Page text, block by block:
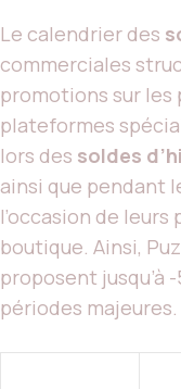
Le calendrier des
commerciales
promotions sur
plateformes
lors des soldes
ainsi que pendant
l’occasion de
boutique. Ainsi,
proposent jusqu’à
périodes majeures.